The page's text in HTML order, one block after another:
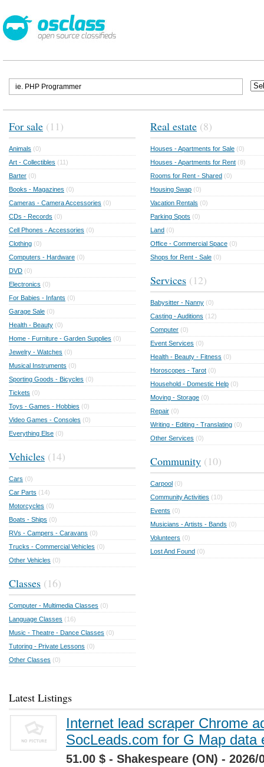
For sale (11)
Animals (0)
Art - Collectibles (11)
Barter (0)
Books - Magazines (0)
Cameras - Camera Accessories (0)
CDs - Records (0)
Cell Phones - Accessories (0)
Clothing (0)
Computers - Hardware (0)
DVD (0)
Electronics (0)
For Babies - Infants (0)
Garage Sale (0)
Health - Beauty (0)
Home - Furniture - Garden Supplies (0)
Jewelry - Watches (0)
Musical Instruments (0)
Sporting Goods - Bicycles (0)
Tickets (0)
Toys - Games - Hobbies (0)
Video Games - Consoles (0)
Everything Else (0)
Vehicles (14)
Cars (0)
Car Parts (14)
Motorcycles (0)
Boats - Ships (0)
RVs - Campers - Caravans (0)
Trucks - Commercial Vehicles (0)
Other Vehicles (0)
Classes (16)
Computer - Multimedia Classes (0)
Language Classes (16)
Music - Theatre - Dance Classes (0)
Tutoring - Private Lessons (0)
Other Classes (0)
Real estate (8)
Houses - Apartments for Sale (0)
Houses - Apartments for Rent (8)
Rooms for Rent - Shared (0)
Housing Swap (0)
Vacation Rentals (0)
Parking Spots (0)
Land (0)
Office - Commercial Space (0)
Shops for Rent - Sale (0)
Services (12)
Babysitter - Nanny (0)
Casting - Auditions (12)
Computer (0)
Event Services (0)
Health - Beauty - Fitness (0)
Horoscopes - Tarot (0)
Household - Domestic Help (0)
Moving - Storage (0)
Repair (0)
Writing - Editing - Translating (0)
Other Services (0)
Community (10)
Carpool (0)
Community Activities (10)
Events (0)
Musicians - Artists - Bands (0)
Volunteers (0)
Lost And Found (0)
Latest Listings
Internet lead scraper Chrome
SocLeads.com for G Map data
51.00 $ - Shakespeare (ON) - 2026/